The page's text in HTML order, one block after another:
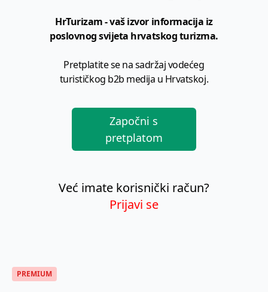
HrTurizam - vaš izvor informacija iz
poslovnog svijeta hrvatskog turizma.
Pretplatite se na sadržaj vodećeg
turističkog b2b medija u Hrvatskoj.
Započni s
pretplatom
Već imate korisnički račun?
Prijavi se
PREMIUM